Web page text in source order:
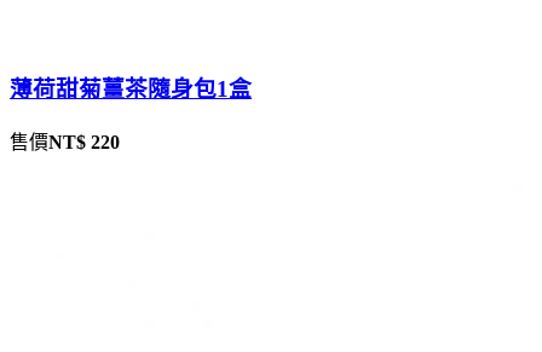
薄荷甜菊薑茶隨身包1盒
售價NT$ 220